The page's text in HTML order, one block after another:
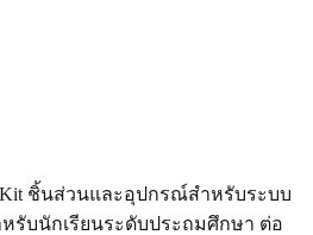
Kit ชิ้นส่วนและอุปกรณ์สำหรับระบบ
รับนักเรียนระดับประถมศึกษา ต่อ